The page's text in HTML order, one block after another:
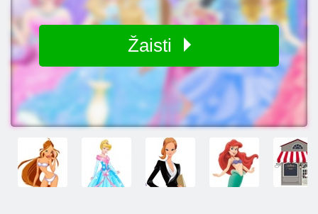
Žaisti